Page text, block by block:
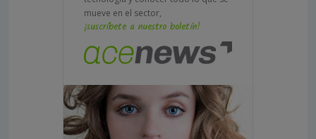
mueve en el sector,
¡suscríbete a nuestro boletín!